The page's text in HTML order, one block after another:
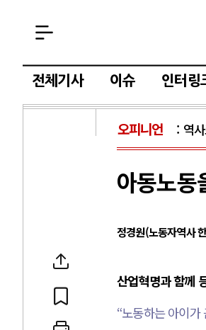
전체기사 이슈 인터링
오피니언 역
아동노동
정경원(노동자역사
산업혁명과 함께
“노동하는 아이가